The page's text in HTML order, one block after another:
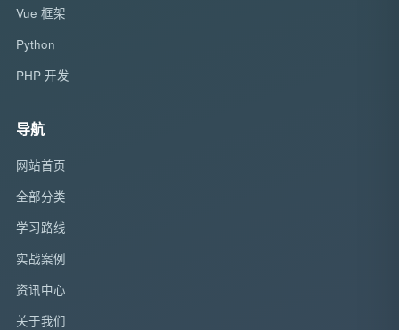
Vue 框架
Python
PHP 开发
导航
网站首页
全部分类
学习路线
实战案例
资讯中心
关于我们